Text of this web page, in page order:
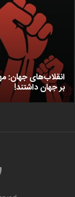
انقلاب‌های جهان:
بر جهان داشتند!